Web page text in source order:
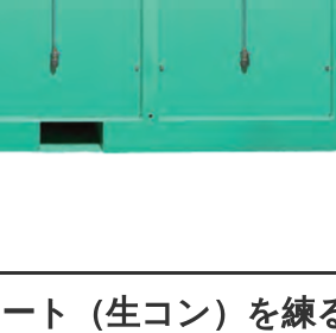
ト（生コン）を練